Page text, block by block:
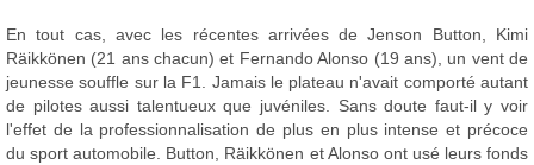
En tout cas, avec les récentes arrivées de Jenson Button, Kimi
Räikkönen (21 ans chacun) et Fernando Alonso (19 ans), un vent de
jeunesse souffle sur la F1. Jamais le plateau n'avait comporté autant
de pilotes aussi talentueux que juvéniles. Sans doute faut-il y voir
l'effet de la professionnalisation de plus en plus intense et précoce
du sport automobile. Button, Räikkönen et Alonso ont usé leurs fonds